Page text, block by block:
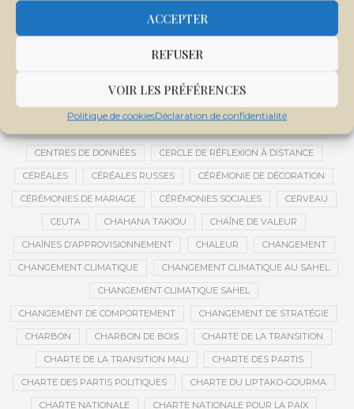
ACCEPTER
REFUSER
VOIR LES PRÉFÉRENCES
Politique de cookiesDéclaration de confidentialité
CENTRALE SOLAIRE DE SANANKOROBA
CENTRE D'INTELLIGENCE ARTIFICIELLE
CENTRE DE SANTÉ COMMUNAUTAIRE
CENTRE INTERNATIONAL DE CONFÉRENCES DE BAMAKO
CENTRE MALI
CENTRES DE DONNÉES CERCLE DE RÉFLEXION À DISTANCE
CÉRÉALES CÉRÉALES RUSSES CÉRÉMONIE DE DÉCORATION
CÉRÉMONIES DE MARIAGE CÉRÉMONIES SOCIALES CERVEAU
CEUTA CHAHANA TAKIOU CHAÎNE DE VALEUR
CHAÎNES D’APPROVISIONNEMENT CHALEUR CHANGEMENT
CHANGEMENT CLIMATIQUE CHANGEMENT CLIMATIQUE AU SAHEL
CHANGEMENT CLIMATIQUE SAHEL
CHANGEMENT DE COMPORTEMENT CHANGEMENT DE STRATÉGIE
CHARBON CHARBON DE BOIS CHARTE DE LA TRANSITION
CHARTE DE LA TRANSITION MALI CHARTE DES PARTIS
CHARTE DES PARTIS POLITIQUES CHARTE DU LIPTAKO-GOURMA
CHARTE NATIONALE CHARTE NATIONALE POUR LA PAIX